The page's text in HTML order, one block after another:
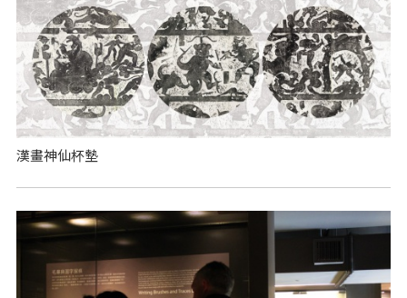
漢畫神仙杯墊